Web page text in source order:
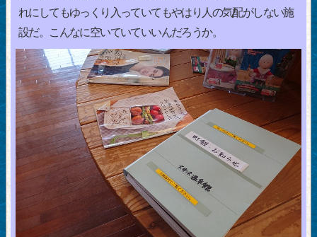
れにしてもゆっくり入っていてもやはり人の気配がしない施
設だ。こんなに空いていていいんだろうか。